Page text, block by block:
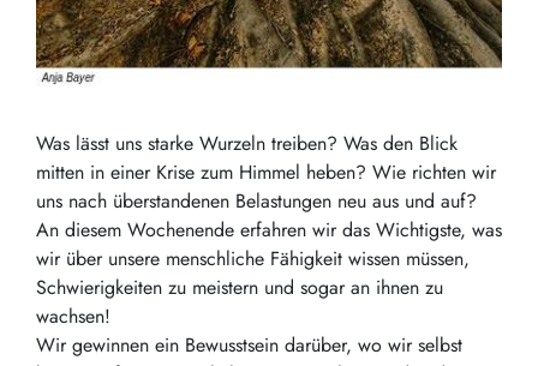
Was lässt uns starke Wurzeln treiben? Was den Blick
mitten in einer Krise zum Himmel heben? Wie richten wir
uns nach überstandenen Belastungen neu aus und auf?
An diesem Wochenende erfahren wir das Wichtigste, was
wir über unsere menschliche Fähigkeit wissen müssen,
Schwierigkeiten zu meistern und sogar an ihnen zu
wachsen!
Wir gewinnen ein Bewusstsein darüber, wo wir selbst